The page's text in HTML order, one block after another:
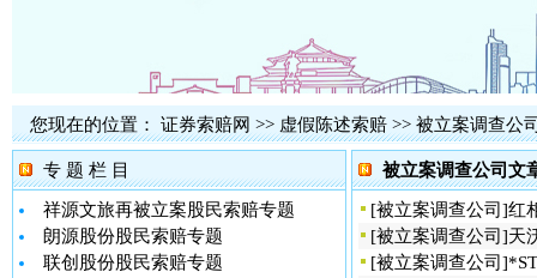
您现在的位置： 证券索赔网 >> 虚假陈述索赔 >> 被立案调查公
专 题 栏 目
祥源文旅再被立案股民索赔专题
朗源股份股民索赔专题
联创股份股民索赔专题
被立案调查公司文
[被立案调查公司 ]红
[被立案调查公司 ]天
[被立案调查公司 ]